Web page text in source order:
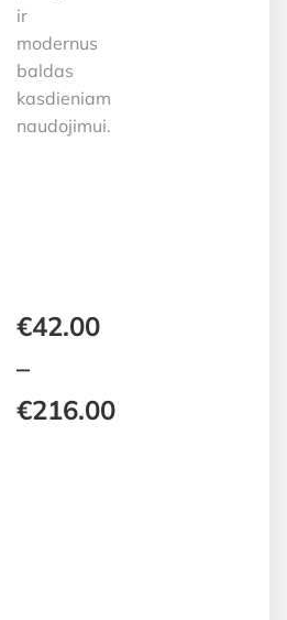
ir
modernus
baldas
kasdieniam
naudojimui.
€42.00
–
€216.00